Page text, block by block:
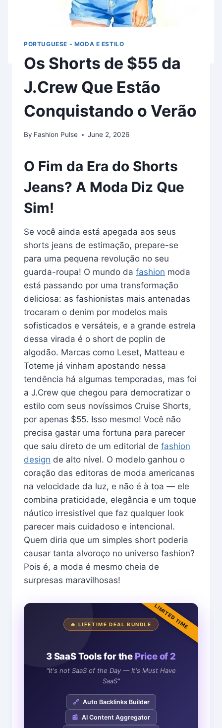
PORTUGUESE - MODA E ESTILO
Os Shorts de $55 da
J.Crew Que Estão
Conquistando o Verão
By Fashion Pulse June 2, 2026
O Fim da Era do Shorts
Jeans? A Moda Diz Que
Sim!
Se você ainda está apegada aos seus
shorts jeans de estimação, prepare-se
para uma pequena revolução no seu
guarda-roupa! O mundo da fashion moda
está passando por uma transformação
deliciosa: as fashionistas mais antenadas
trocaram o denim por modelos mais
sofisticados e versáteis, e a grande estrela
dessa virada é o short de poplin de
algodão. Marcas como Leset, Matteau e
Toteme já vinham apostando nessa
tendência há algumas temporadas, mas foi
a J.Crew que chegou para democratizar o
estilo com seus novíssimos Cruise Shorts,
por apenas $55. Isso mesmo! Você não
precisa gastar uma fortuna para parecer
que saiu direto de um editorial de fashion
design de alto nível. O modelo ganhou o
coração das editoras de moda americanas
na velocidade da luz, e não é à toa — ele
combina praticidade, elegância e um toque
náutico irresistível que faz qualquer look
parecer mais cuidadoso e intencional.
Quem diria que um simples short poderia
causar tanta alvoroço no universo fashion?
Pois é, a moda é mesmo cheia de
surpresas maravilhosas!
LIMITED TIME
🔥 LIFETIME DEAL BUNDLE
3 SaaS Tools for the Price of 2
"It's not SaaS of the Day — It's Must Have
SaaS"
🔗 Auto Backlinks Builder
📰 AI Content Aggregator